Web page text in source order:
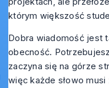
którym większość
Dobra wiadomość jest
obecność.
zaczyna się na górze
więc każde słowo